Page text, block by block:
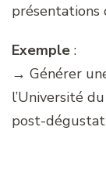
présentations
Exemple :
→ Générer
l’Université
post-